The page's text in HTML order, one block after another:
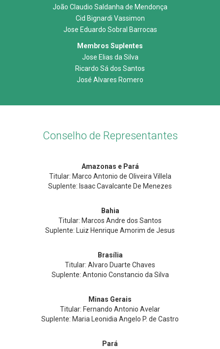
João Claudio Saldanha de Mendonça
Cid Bignardi Vassimon
Jose Eduardo Sobral Barrocas
Membros Suplentes
Jose Elias da Silva
Ricardo Sá dos Santos
José Alvares Romero
Conselho de Representantes
Amazonas e Pará
Titular: Marco Antonio de Oliveira Villela
Suplente: Isaac Cavalcante De Menezes
Bahia
Titular: Marcos Andre dos Santos
Suplente: Luiz Henrique Amorim de Jesus
Brasília
Titular: Alvaro Duarte Chaves
Suplente: Antonio Constancio da Silva
Minas Gerais
Titular: Fernando Antonio Avelar
Suplente: Maria Leonidia Angelo P. de Castro
Pará